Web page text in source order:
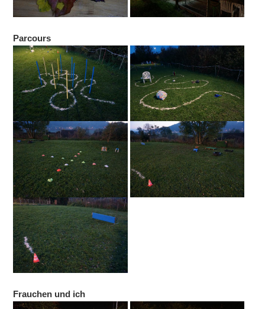
Parcours
Frauchen und ich